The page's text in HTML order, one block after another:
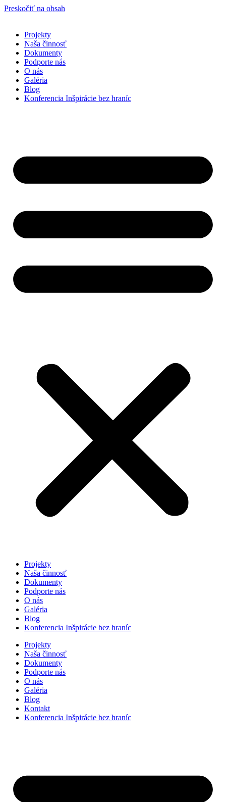
Preskočiť na obsah
Projekty
Naša činnosť
Dokumenty
Podporte nás
O nás
Galéria
Blog
Konferencia Inšpirácie bez hraníc
Projekty
Naša činnosť
Dokumenty
Podporte nás
O nás
Galéria
Blog
Konferencia Inšpirácie bez hraníc
Projekty
Naša činnosť
Dokumenty
Podporte nás
O nás
Galéria
Blog
Kontakt
Konferencia Inšpirácie bez hraníc